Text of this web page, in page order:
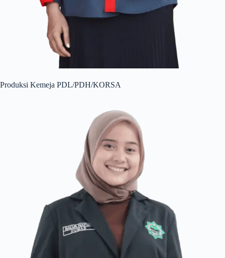
Produksi Kemeja PDL/PDH/KORSA